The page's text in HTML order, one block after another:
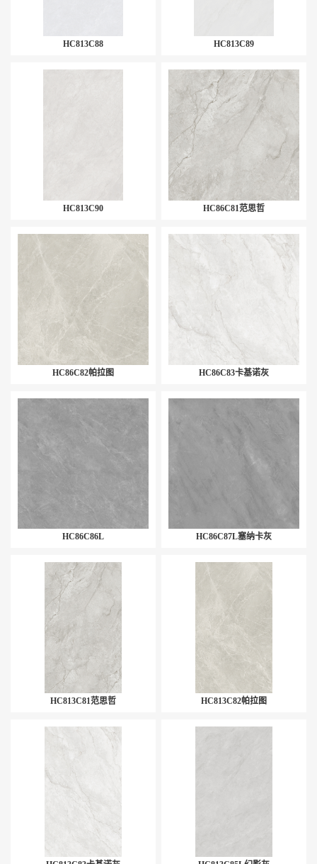
HC813C88 HC813C89
HC813C90 HC86C81范思哲
HC86C82帕拉图 HC86C83卡基诺灰
HC86C86L HC86C87L塞纳卡灰
HC813C81范思哲 HC813C82帕拉图